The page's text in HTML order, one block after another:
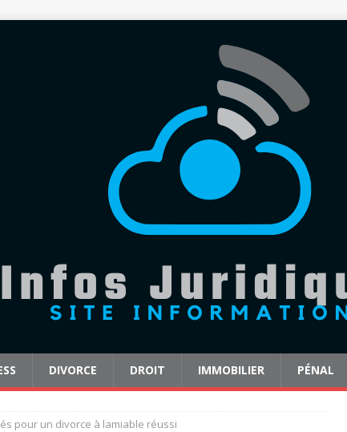
DIVORCE DROIT IMMOBILIER PÉNAL
pour un divorce à lamiable réussi